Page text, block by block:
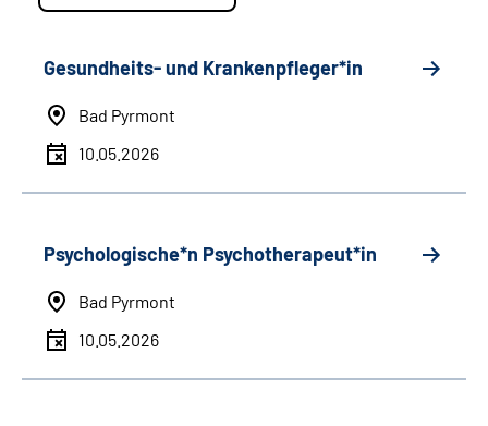
Gesundheits- und Krankenpfleger*in
Bad Pyrmont
10.05.2026
Psychologische*n Psychotherapeut*in
Bad Pyrmont
10.05.2026